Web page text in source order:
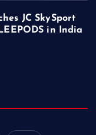
JC SkySport
in India